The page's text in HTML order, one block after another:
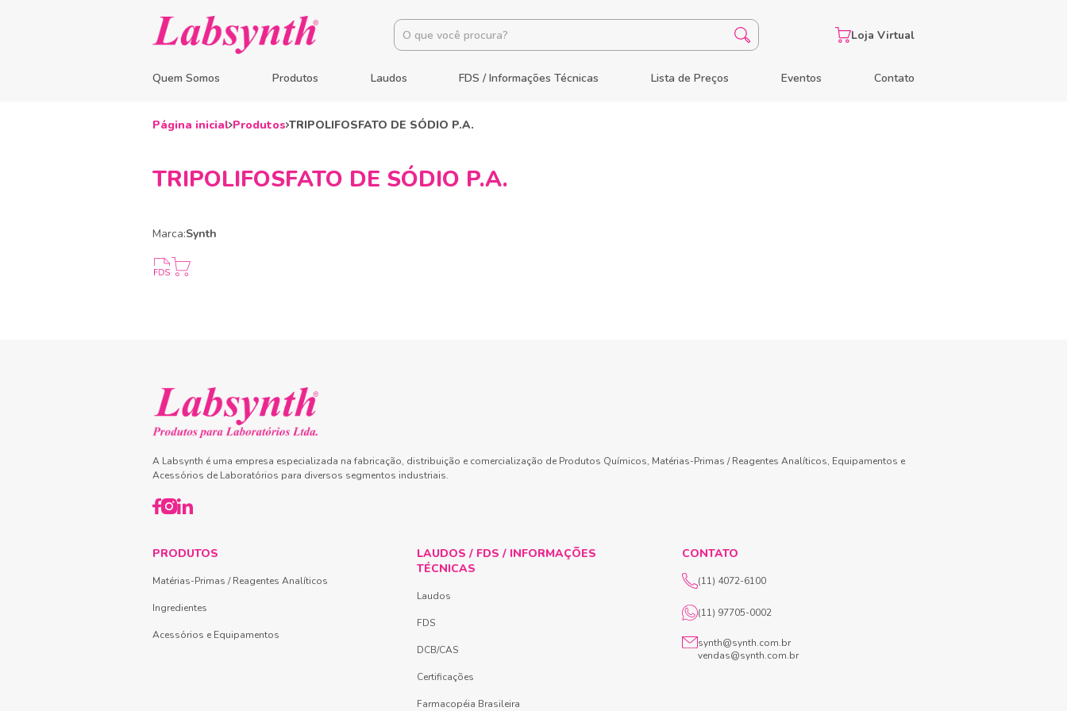
Quem Somos Produtos Laudos FDS / Informações Técnicas Lista de Preços Eventos Contato
Loja Virtual
Página inicial Produtos TRIPOLIFOSFATO DE SÓDIO P.A.
TRIPOLIFOSFATO DE SÓDIO P.A.
Marca:Synth
A Labsynth é uma empresa especializada na fabricação, distribuição e comercialização de Produtos Químicos, Matérias-Primas / Reagentes Analíticos, Equipamentos e
Acessórios de Laboratórios para diversos segmentos industriais.
PRODUTOS
Matérias-Primas / Reagentes Analíticos
Ingredientes
Acessórios e Equipamentos
LAUDOS / FDS / INFORMAÇÕES
TÉCNICAS
Laudos
FDS
DCB/CAS
Certificações
Farmacopéia Brasileira
CONTATO
(11) 4072-6100
(11) 97705-0002
synth@synth.com.br
vendas@synth.com.br